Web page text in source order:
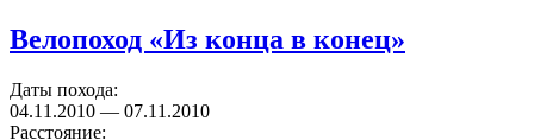
Велопоход «Из конца в конец»
Даты похода:
04.11.2010 — 07.11.2010
Расстояние: